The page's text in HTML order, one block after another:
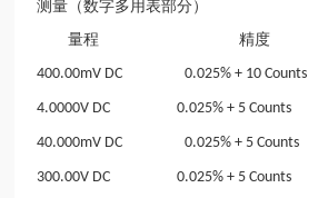
测量（数字多用表部分）
量程 精度
400.00mV DC 0.025% + 10 Counts
4.0000V DC 0.025% + 5 Counts
40.000mV DC 0.025% + 5 Counts
300.00V DC 0.025% + 5 Counts